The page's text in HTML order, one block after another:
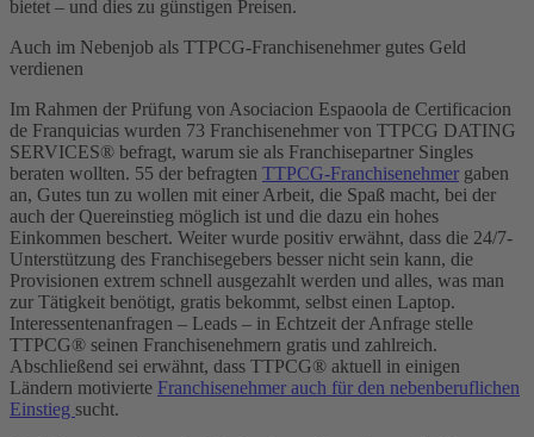
bietet – und dies zu günstigen Preisen.
Auch im Nebenjob als TTPCG-Franchisenehmer gutes Geld
verdienen
Im Rahmen der Prüfung von Asociacion Espaoola de Certificacion
de Franquicias wurden 73 Franchisenehmer von TTPCG DATING
SERVICES® befragt, warum sie als Franchisepartner Singles
beraten wollten. 55 der befragten TTPCG-Franchisenehmer gaben
an, Gutes tun zu wollen mit einer Arbeit, die Spaß macht, bei der
auch der Quereinstieg möglich ist und die dazu ein hohes
Einkommen beschert. Weiter wurde positiv erwähnt, dass die 24/7-
Unterstützung des Franchisegebers besser nicht sein kann, die
Provisionen extrem schnell ausgezahlt werden und alles, was man
zur Tätigkeit benötigt, gratis bekommt, selbst einen Laptop.
Interessentenanfragen – Leads – in Echtzeit der Anfrage stelle
TTPCG® seinen Franchisenehmern gratis und zahlreich.
Abschließend sei erwähnt, dass TTPCG® aktuell in einigen
Ländern motivierte Franchisenehmer auch für den nebenberuflichen
Einstieg sucht.